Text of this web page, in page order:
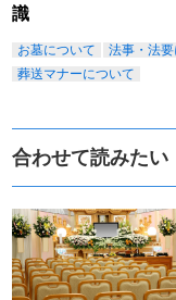
識
お墓について
法事・法
葬送マナーについて
合わせて読みたい